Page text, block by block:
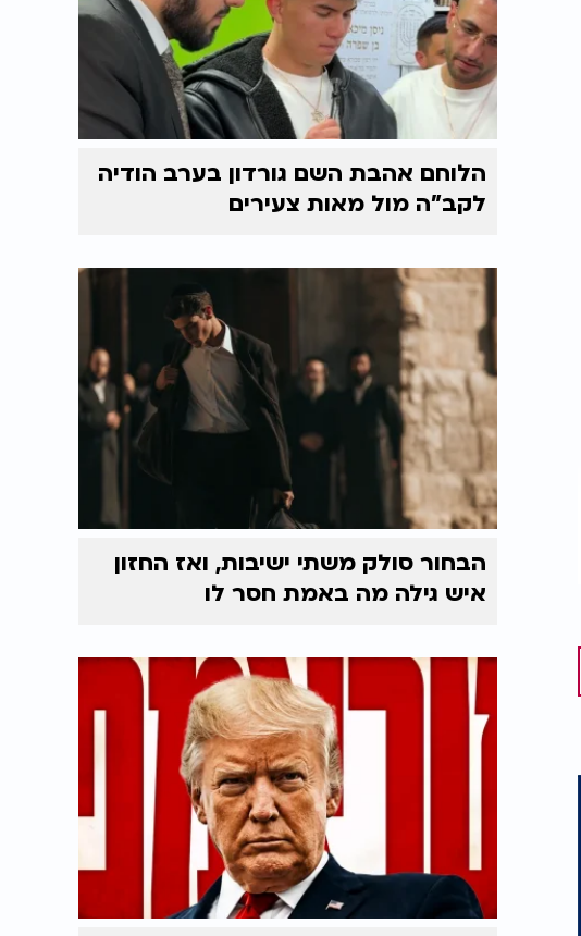
הלוחם אהבת השם גורדון בערב הודיה
לקב"ה מול מאות צעירים
הבחור סולק משתי ישיבות, ואז החזון
איש גילה מה באמת חסר לו